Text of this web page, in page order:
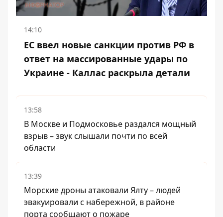
14:10
ЕС ввел новые санкции против РФ в
ответ на массированные удары по
Украине - Каллас раскрыла детали
13:58
В Москве и Подмосковье раздался мощный
взрыв – звук слышали почти по всей
области
13:39
Морские дроны атаковали Ялту – людей
эвакуировали с набережной, в районе
порта сообщают о пожаре